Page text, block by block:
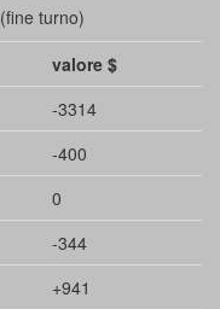
turno)
valore $
-3314
-400
0
-344
+941